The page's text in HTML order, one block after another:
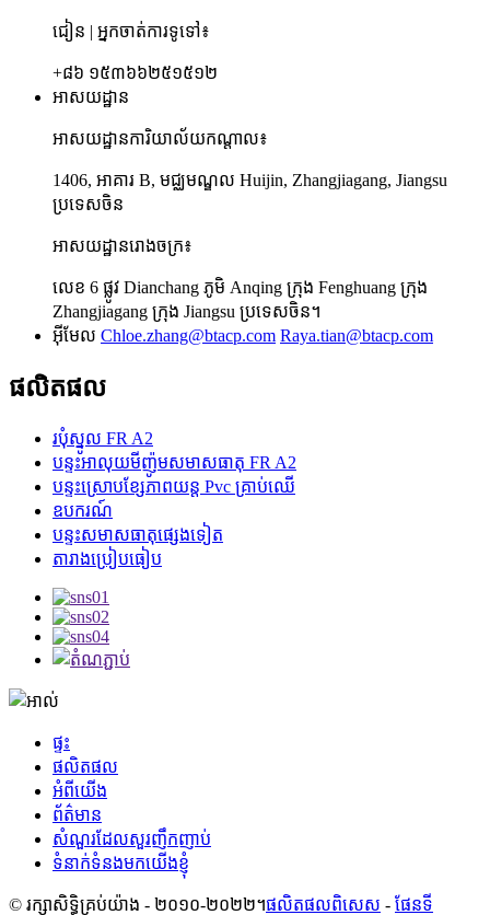
ជៀន | អ្នកចាត់ការទូទៅ៖
+៨៦ ១៥៣៦៦២៥១៥១២
អាសយដ្ឋាន
អាសយដ្ឋានការិយាល័យកណ្តាល៖
1406, អាគារ B, មជ្ឈមណ្ឌល Huijin, Zhangjiagang, Jiangsu
ប្រទេសចិន
អាសយដ្ឋានរោងចក្រ៖
លេខ 6 ផ្លូវ Dianchang ភូមិ Anqing ក្រុង Fenghuang ក្រុង
Zhangjiagang ក្រុង Jiangsu ប្រទេសចិន។
អ៊ីមែល Chloe.zhang@btacp.com Raya.tian@btacp.com
ផលិតផល
របុំស្នូល FR A2
បន្ទះអាលុយមីញ៉ូមសមាសធាតុ FR A2
បន្ទះ​ស្រោប​ខ្សែភាពយន្ត Pvc គ្រាប់ឈើ
ឧបករណ៍
បន្ទះសមាសធាតុផ្សេងទៀត
តារាងប្រៀបធៀប
ផ្ទះ
ផលិតផល
អំពីយើង
ព័ត៌មាន
សំណួរដែលសួរញឹកញាប់
ទំនាក់ទំនងមកយើងខ្ញុំ
© រក្សាសិទ្ធិគ្រប់យ៉ាង - ២០១០-២០២២។ផលិតផលពិសេស - ផែនទី